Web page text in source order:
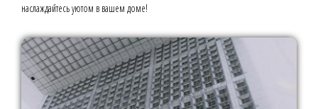
наслаждайтесь уютом в вашем доме!